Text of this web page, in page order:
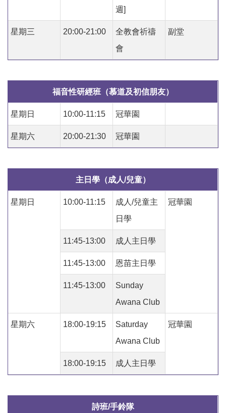
週]
星期三 20:00-21:00
全教會祈禱
會
副堂
福音性研經班（慕道及初信朋友）
星期日 10:00-11:15 冠華園
星期六 20:00-21:30 冠華園
主日學（成人/兒童）
星期日 10:00-11:15
成人/兒童主
日學
冠華園
11:45-13:00 成人主日學
11:45-13:00 恩苗主日學
11:45-13:00
Sunday
Awana Club
星期六 18:00-19:15
Saturday
Awana Club
冠華園
18:00-19:15 成人主日學
詩班/手鈴隊